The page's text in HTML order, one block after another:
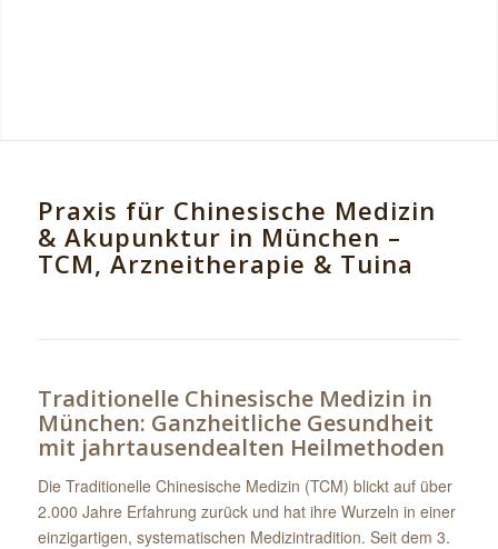
Praxis für Chinesische Medizin
& Akupunktur in München –
TCM, Arzneitherapie & Tuina
Traditionelle Chinesische Medizin in
München: Ganzheitliche Gesundheit
mit jahrtausendealten Heilmethoden
Die Traditionelle Chinesische Medizin (TCM) blickt auf über
2.000 Jahre Erfahrung zurück und hat ihre Wurzeln in einer
einzigartigen, systematischen Medizintradition. Seit dem 3.